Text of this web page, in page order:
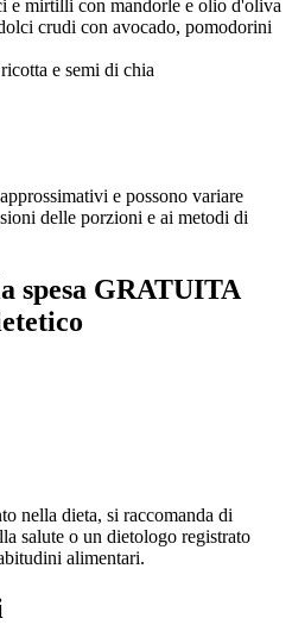
e mirtilli con mandorle e olio d'oliva
crudi con avocado, pomodorini
e semi di chia
e possono variare
delle porzioni e ai metodi di
spesa GRATUITA
nella dieta, si raccomanda di
salute o un dietologo registrato
alimentari.